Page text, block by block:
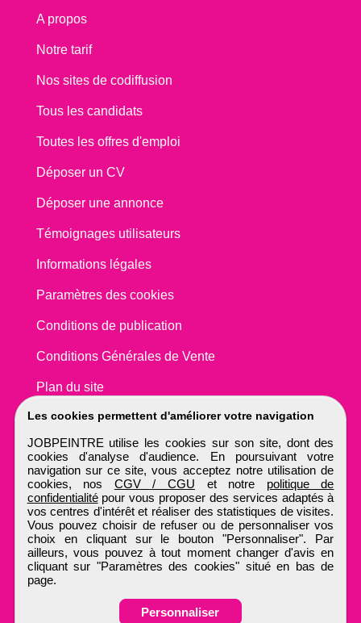
Les cookies permettent d'améliorer votre navigation
JOBPEINTRE utilise les cookies sur son site, dont des
cookies d'analyse d'audience. En poursuivant votre
navigation sur ce site, vous acceptez notre utilisation de
cookies, nos CGV / CGU et notre politique de
confidentialitépour vous proposer des services adaptés à
vos centres d'intérêt et réaliser des statistiques de visites.
Vous pouvez choisir de refuser ou de personnaliser vos
choix en cliquant sur le bouton "Personnaliser". Par
ailleurs, vous pouvez à tout moment changer d'avis en
cliquant sur "Paramètres des cookies" situé en bas de
page.
Personnaliser
A propos
Notre tarif
Nos sites de codiffusion
Tous les candidats
Toutes les offres d'emploi
Déposer un CV
Déposer une annonce
Témoignages utilisateurs
Informations légales
Paramètres des cookies
Conditions de publication
Conditions Générales de Vente
Plan du site